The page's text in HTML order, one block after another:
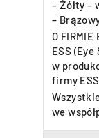
– Żółty –
–
O FIRMIE
ESS
w
firmy
we